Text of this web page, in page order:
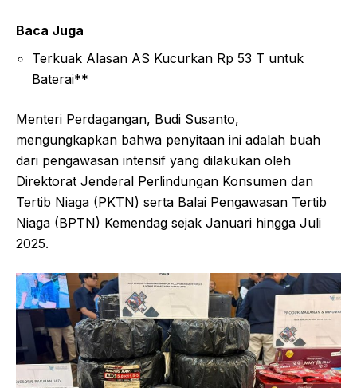
Baca Juga
Terkuak Alasan AS Kucurkan Rp 53 T untuk
Baterai**
Menteri Perdagangan, Budi Susanto,
mengungkapkan bahwa penyitaan ini adalah buah
dari pengawasan intensif yang dilakukan oleh
Direktorat Jenderal Perlindungan Konsumen dan
Tertib Niaga (PKTN) serta Balai Pengawasan Tertib
Niaga (BPTN) Kemendag sejak Januari hingga Juli
2025.